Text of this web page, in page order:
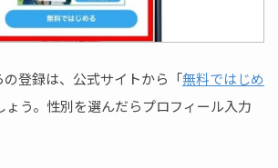
登録は、公式サイトから「無料ではじめ
ょう。性別を選んだらプロフィール入力